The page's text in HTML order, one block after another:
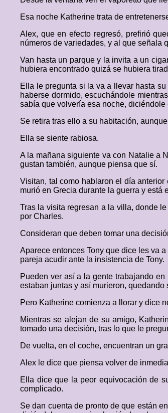
Esa noche Katherine trata de
Alex, que en efecto regresó, prefirió
números de variedades, y al que señala
Van hasta un parque y la invita a un
hubiera encontrado quizá se hubiera
Ella le pregunta si la va a llevar hasta
haberse dormido, escuchándole
sabía que volvería esa noche,
Se retira tras ello a su habitación,
Ella se siente rabiosa.
A la mañana siguiente va con Natalie a
gustan también, aunque piensa que sí.
Visitan, tal como hablaron el día
murió en Grecia durante la guerra y está
Tras la visita regresan a la villa, donde
por Charles.
Consideran que deben tomar una
Aparece entonces Tony que dice les va
pareja acudir ante la insistencia de Tony.
Pueden ver así a la gente trabajando
estaban juntas y así murieron,
Pero Katherine comienza a llorar y dice
Mientras se alejan de su amigo,
tomado una decisión, tras lo que le
De vuelta, en el coche, encuentran un
Alex le dice que piensa volver de
Ella dice que la peor equivocación de
complicado.
Se dan cuenta de pronto de que están